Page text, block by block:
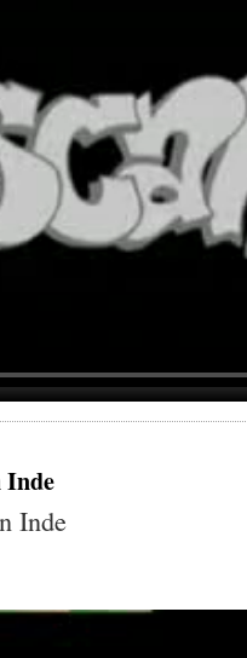
Inde
Inde